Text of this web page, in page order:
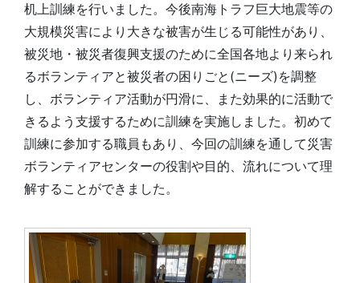
机上訓練を行いました。今後南海トラフ巨大地震等の
大規模災害により大きな被害が生じる可能性があり、
被災地・被災者復興支援のために全国各地より来られ
るボランティアと被災者の困りごと(ニーズ)を調整
し、ボランティア活動が円滑に、また効果的に活動で
きるよう支援するために訓練を実施しました。初めて
訓練に参加する職員もあり、今回の訓練を通して災害
ボランティアセンターの役割や目的、流れについて理
解することができました。